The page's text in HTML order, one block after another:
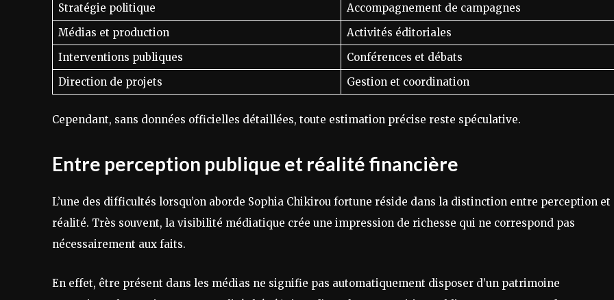
Stratégie politique
Accompagnement de campagnes
Médias et production
Activités éditoriales
Interventions publiques
Conférences et débats
Direction de projets
Gestion et coordination
Cependant, sans données officielles détaillées, toute estimation précise reste spéculative.
Entre perception publique et réalité financière
L’une des difficultés lorsqu’on aborde Sophia Chikirou fortune réside dans la distinction entre perception et
réalité. Très souvent, la visibilité médiatique crée une impression de richesse qui ne correspond pas
nécessairement aux faits.
En effet, être présent dans les médias ne signifie pas automatiquement disposer d’un patrimoine